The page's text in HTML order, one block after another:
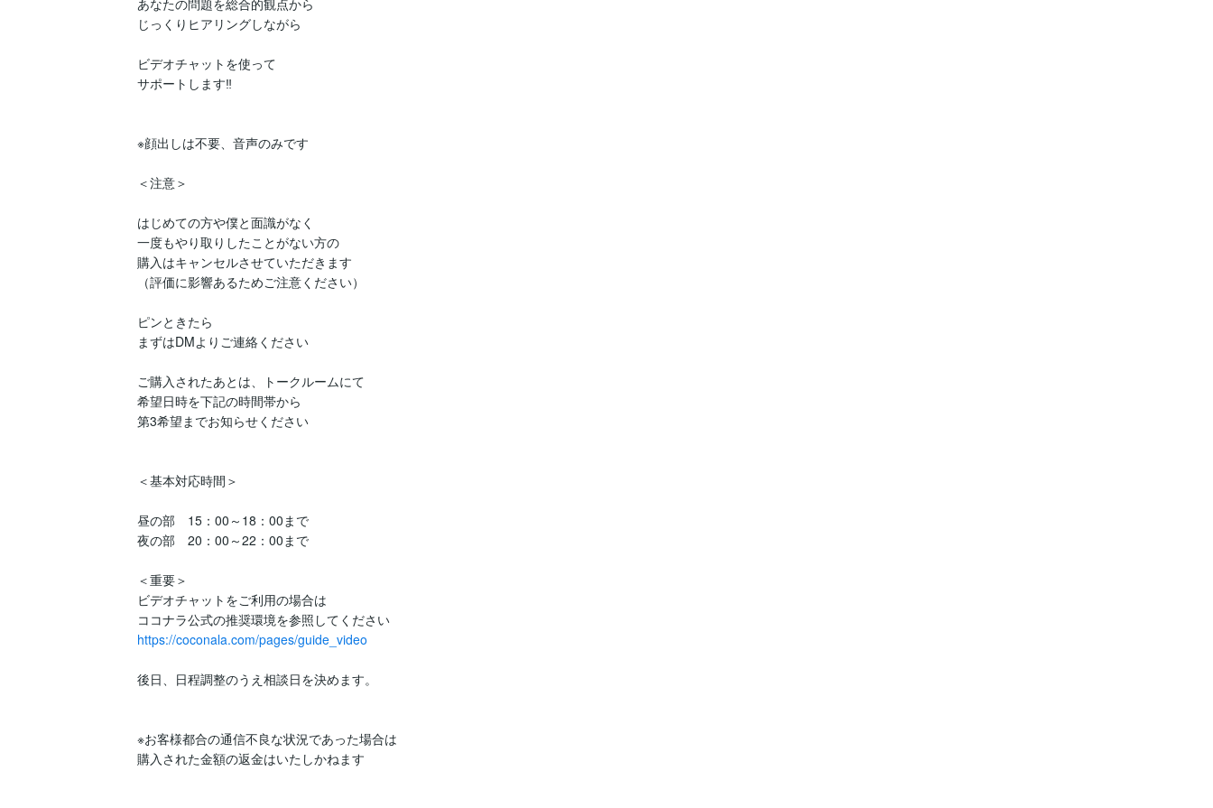
あなたの問題を総合的観点から
じっくりヒアリングしながら
ビデオチャットを使って
サポートします‼
※顔出しは不要、音声のみです
＜注意＞
はじめての方や僕と面識がなく
一度もやり取りしたことがない方の
購入はキャンセルさせていただきます
（評価に影響あるためご注意ください）
ピンときたら
まずはDMよりご連絡ください
ご購入されたあとは、トークルームにて
希望日時を下記の時間帯から
第3希望までお知らせください
＜基本対応時間＞
昼の部　15：00～18：00まで
夜の部　20：00～22：00まで
＜重要＞
ビデオチャットをご利用の場合は
https://coconala.com/pages/guide_video
後日、日程調整のうえ相談日を決めます。
※お客様都合の通信不良な状況であった場合は
購入された金額の返金はいたしかねます